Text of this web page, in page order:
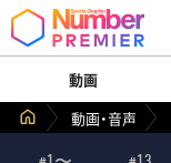
動画
動画・音声